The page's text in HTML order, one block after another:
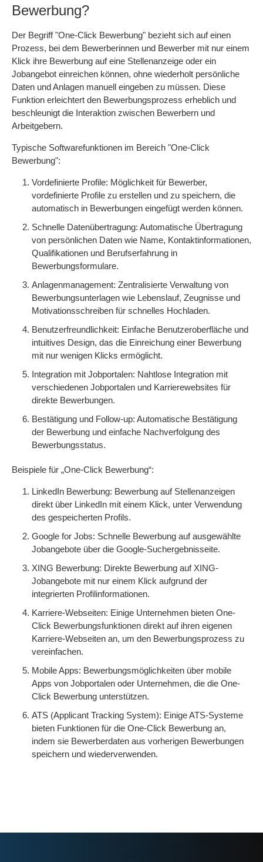
Bewerbung?
Der Begriff "One-Click Bewerbung" bezieht sich auf einen
Prozess, bei dem Bewerberinnen und Bewerber mit nur einem
Klick ihre Bewerbung auf eine Stellenanzeige oder ein
Jobangebot einreichen können, ohne wiederholt persönliche
Daten und Anlagen manuell eingeben zu müssen. Diese
Funktion erleichtert den Bewerbungsprozess erheblich und
beschleunigt die Interaktion zwischen Bewerbern und
Arbeitgebern.
Typische Softwarefunktionen im Bereich "One-Click
Bewerbung":
Vordefinierte Profile: Möglichkeit für Bewerber,
vordefinierte Profile zu erstellen und zu speichern, die
automatisch in Bewerbungen eingefügt werden können.
Schnelle Datenübertragung: Automatische Übertragung
von persönlichen Daten wie Name, Kontaktinformationen,
Qualifikationen und Berufserfahrung in
Bewerbungsformulare.
Anlagenmanagement: Zentralisierte Verwaltung von
Bewerbungsunterlagen wie Lebenslauf, Zeugnisse und
Motivationsschreiben für schnelles Hochladen.
Benutzerfreundlichkeit: Einfache Benutzeroberfläche und
intuitives Design, das die Einreichung einer Bewerbung
mit nur wenigen Klicks ermöglicht.
Integration mit Jobportalen: Nahtlose Integration mit
verschiedenen Jobportalen und Karrierewebsites für
direkte Bewerbungen.
Bestätigung und Follow-up: Automatische Bestätigung
der Bewerbung und einfache Nachverfolgung des
Bewerbungsstatus.
Beispiele für „One-Click Bewerbung“:
LinkedIn Bewerbung: Bewerbung auf Stellenanzeigen
direkt über LinkedIn mit einem Klick, unter Verwendung
des gespeicherten Profils.
Google for Jobs: Schnelle Bewerbung auf ausgewählte
Jobangebote über die Google-Suchergebnisseite.
XING Bewerbung: Direkte Bewerbung auf XING-
Jobangebote mit nur einem Klick aufgrund der
integrierten Profilinformationen.
Karriere-Webseiten: Einige Unternehmen bieten One-
Click Bewerbungsfunktionen direkt auf ihren eigenen
Karriere-Webseiten an, um den Bewerbungsprozess zu
vereinfachen.
Mobile Apps: Bewerbungsmöglichkeiten über mobile
Apps von Jobportalen oder Unternehmen, die die One-
Click Bewerbung unterstützen.
ATS (Applicant Tracking System): Einige ATS-Systeme
bieten Funktionen für die One-Click Bewerbung an,
indem sie Bewerberdaten aus vorherigen Bewerbungen
speichern und wiederverwenden.